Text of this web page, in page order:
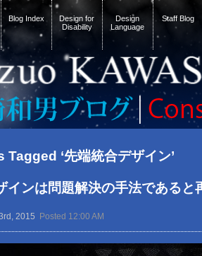
Blog Index
Design for
Disability
Design
Language
Staff Blog
Tagged ‘先端統合デザイン’
インは問題解決の手法であると
2015 Posted 12:00 AM